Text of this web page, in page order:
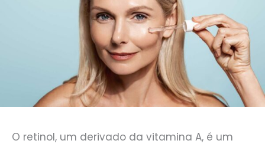
O retinol, um derivado da vitamina A, é um